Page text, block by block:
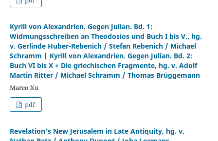
Kyrill von Alexandrien. Gegen Julian. Bd. 1:
Widmungsschreiben an Theodosios und Buch I bis V., hg.
v. Gerlinde Huber-Rebenich / Stefan Rebenich / Michael
Schramm | Kyrill von Alexandrien. Gegen Julian. Bd. 2:
Buch VI bis X + Die griechischen Fragmente, hg. v. Adolf
Martin Ritter / Michael Schramm / Thomas Brüggemann
Marco Xu
pdf
Revelation’s New Jerusalem in Late Antiquity, hg. v.